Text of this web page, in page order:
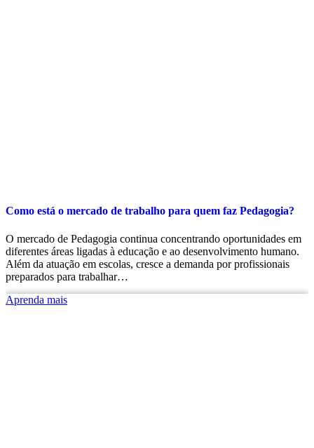
Como está o mercado de trabalho para quem faz Pedagogia?
O mercado de Pedagogia continua concentrando oportunidades em
diferentes áreas ligadas à educação e ao desenvolvimento humano.
Além da atuação em escolas, cresce a demanda por profissionais
preparados para trabalhar…
Aprenda mais